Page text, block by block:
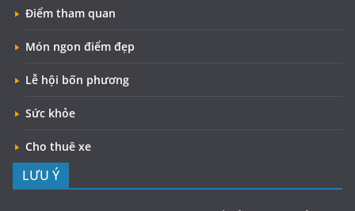
Điểm tham quan
Món ngon điểm đẹp
Lễ hội bốn phương
Sức khỏe
Cho thuê xe
LƯU Ý